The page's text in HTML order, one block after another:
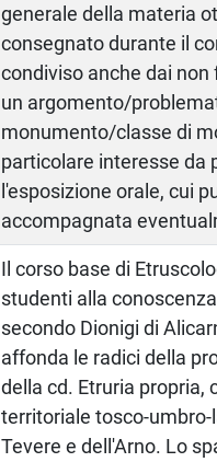
generale della materia
consegnato durante il
condiviso anche dai
un argomento/
monumento/classe di
particolare interesse da
l'esposizione orale, cui
accompagnata
Il corso base di
studenti alla
secondo Dionigi di
affonda le radici della
della cd. Etruria propria,
territoriale tosco-umbro-
Tevere e dell'Arno. Lo